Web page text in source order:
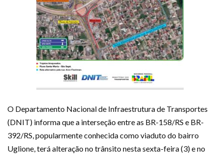
O Departamento Nacional de Infraestrutura de Transportes
(DNIT) informa que a interseção entre as BR-158/RS e BR-
392/RS, popularmente conhecida como viaduto do bairro
Uglione, terá alteração no trânsito nesta sexta-feira (3) e no